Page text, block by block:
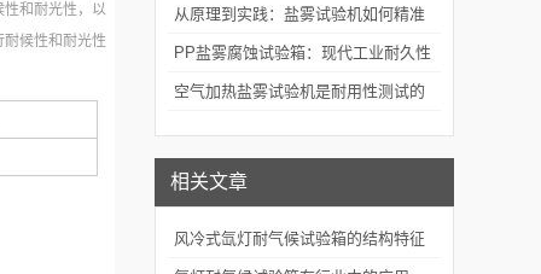
从原理到实践：盐雾试验机如何精准
模拟海洋腐蚀环境？
PP盐雾腐蚀试验箱：现代工业耐久性
评价的关键技术装备
空气加热盐雾试验机是耐用性测试的
相关文章
风冷式氙灯耐气候试验箱的结构特征
性和耐光性，以
候性和耐光性